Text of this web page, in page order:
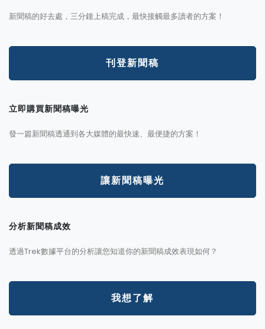
新聞稿的好去處，三分鐘上稿完成，最快接觸最多讀者的方案！
刊登新聞稿
立即購買新聞稿曝光
發一篇新聞稿透通到各大媒體的最快速、最便捷的方案！
讓新聞稿曝光
分析新聞稿成效
透過Trek數據平台的分析讓您知道你的新聞稿成效表現如何？
我想了解